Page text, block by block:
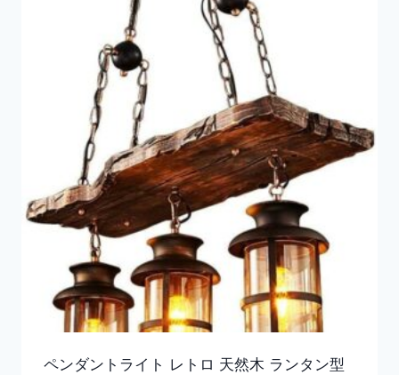
ペンダントライト レトロ 天然木 ランタン型